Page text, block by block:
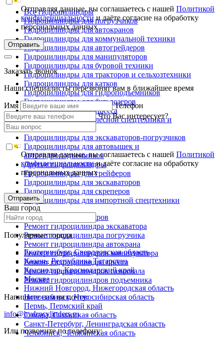
Все гидроцилиндры
Гидроцилиндры для погрузчиков
Гидроцилиндры для автокранов
Гидроцилиндры для коммунальной техники
Гидроцилиндры для автогрейдеров
Гидроцилиндры для манипуляторов
Гидроцилиндры для буровой техники
Гидроцилиндры для тракторов и сельхозтехники
Гидроцилиндры для катков
Гидроцилиндры для гидроподъемников
Гидроцилиндры для бульдозеров
Гидроцилиндры для пресса
Гидроцилиндры для лесной спецтехники и
металловозов
Гидроцилиндры для экскаваторов-погрузчиков
Гидроцилиндры для автовышек и
автогидроподъемников
Другие гидроцилиндры
Гидроцилиндры для грейферов
Гидроцилиндры для экскаваторов
Гидроцилиндры для скреперов
Гидроцилиндры для импортной спецтехники
Ремонт гидроцилиндров
Ремонт гидроцилиндра экскаватора
Ремонт гидроцилиндра погрузчика
Ремонт гидроцилиндра автокрана
Ремонт гидроцилиндров манипулятора
Ремонт гидроцилиндра пресса
Ремонт гидроцилиндров самосвала
Ремонт гидроцилиндров подъемника
Напишите нам на почту:
info@hydrocylinders.ru
Или позвоните по телефону:
Отправляя данные, вы соглашаетесь с нашейПолитикой
конфиденциальностии даёте согласие на обработку
персональных данных
Отправить
Заказать звонок
Наши специалисты перезвонят вам в ближайшее время
Имя
Телефон
Что Вас интересует?
Отправляя данные, вы соглашаетесь с нашейПолитикой
конфиденциальностии даёте согласие на обработку
персональных данных
Отправить
Ваш город
Популярные города
Екатеринбург, Свердловская область
Казань, Республика Татарстан
Краснодар, Краснодарский край
Москва
Нижний Новгород, Нижегородская область
Новосибирск, Новосибирская область
Пермь, Пермский край
Самара, Самарская область
Санкт-Петербург, Ленинградская область
Челябинск, Челябинская область